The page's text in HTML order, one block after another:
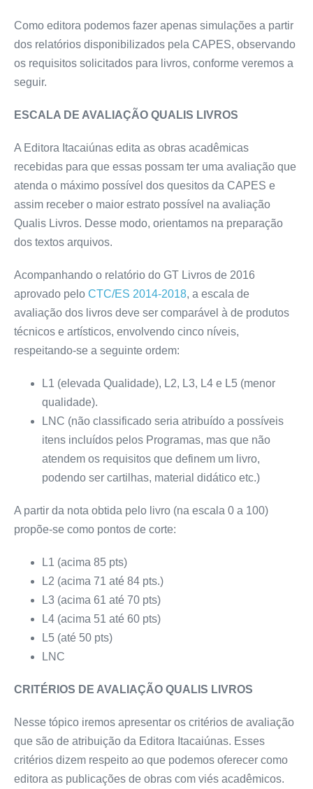
Como editora podemos fazer apenas simulações a partir
dos relatórios disponibilizados pela CAPES, observando
os requisitos solicitados para livros, conforme veremos a
seguir.
ESCALA DE AVALIAÇÃO QUALIS LIVROS
A Editora Itacaiúnas edita as obras acadêmicas
recebidas para que essas possam ter uma avaliação que
atenda o máximo possível dos quesitos da CAPES e
assim receber o maior estrato possível na avaliação
Qualis Livros. Desse modo, orientamos na preparação
dos textos arquivos.
Acompanhando o relatório do GT Livros de 2016
aprovado pelo CTC/ES 2014-2018, a escala de
avaliação dos livros deve ser comparável à de produtos
técnicos e artísticos, envolvendo cinco níveis,
respeitando-se a seguinte ordem:
L1 (elevada Qualidade), L2, L3, L4 e L5 (menor
qualidade).
LNC (não classificado seria atribuído a possíveis
itens incluídos pelos Programas, mas que não
atendem os requisitos que definem um livro,
podendo ser cartilhas, material didático etc.)
A partir da nota obtida pelo livro (na escala 0 a 100)
propõe-se como pontos de corte:
L1 (acima 85 pts)
L2 (acima 71 até 84 pts.)
L3 (acima 61 até 70 pts)
L4 (acima 51 até 60 pts)
L5 (até 50 pts)
LNC
CRITÉRIOS DE AVALIAÇÃO QUALIS LIVROS
Nesse tópico iremos apresentar os critérios de avaliação
que são de atribuição da Editora Itacaiúnas. Esses
critérios dizem respeito ao que podemos oferecer como
editora as publicações de obras com viés acadêmicos.